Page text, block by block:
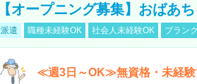
【オープニング募集】おばあ
派遣 職種未経験OK 社会人未経験OK ブラン
≪週3日～OK≫無資格・未経験